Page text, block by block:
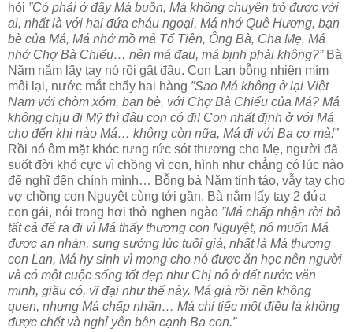
hỏi ”Có phải ở đây Má buồn, Má không chuyện trò được với
ai, nhất là với hai đứa cháu ngoại, Má nhớ Quê Hương, bạn
bè của Má, Má nhớ mồ mả Tổ Tiên, Ông Bà, Cha Mẹ, Má
nhớ Chợ Bà Chiểu… nên má đau, má bịnh phải không?” Bà
Năm nắm lấy tay nó rồi gật đầu. Con Lan bỗng nhiên mím
môi lại, nước mắt chẩy hai hàng ”Sao Má không ở lại Việt
Nam với chòm xóm, bạn bè, với Chợ Bà Chiểu của Má? Má
không chịu đi Mỹ thì đâu con có đi! Con nhất định ở với Má
cho đến khi nào Má… không còn nữa, Má đi với Ba cơ mà!”
Rồi nó ôm mặt khóc rưng rức sót thương cho Mẹ, người đã
suốt đời khổ cực vì chồng vì con, hình như chẳng có lúc nào
để nghĩ đến chính mình… Bỗng bà Năm tỉnh táo, vẫy tay cho
vợ chồng con Nguyệt cùng tới gần. Bà nắm lấy tay 2 đứa
con gái, nói trong hơi thở nghẹn ngào ”Má chấp nhận rời bỏ
tất cả để ra đi vì Má thấy thương con Nguyệt, nó muốn Má
được an nhàn, sung sướng lúc tuổi già, nhất là Má thương
con Lan, Má hy sinh vì mong cho nó được ăn học nên người
và có một cuộc sống tốt đẹp như Chị nó ở đất nước văn
minh, giầu có, vĩ đại như thế này. Má già rồi nên không
quen, nhưng Má chấp nhận… Má chỉ tiếc một điều là không
được chết và nghỉ yên bên cạnh Ba con.”